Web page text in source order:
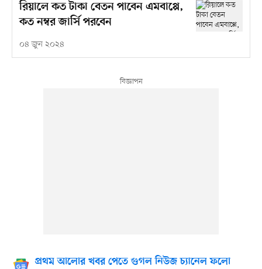
রিয়ালে কত টাকা বেতন পাবেন এমবাপ্পে,
কত নম্বর জার্সি পরবেন
০৪ জুন ২০২৪
প্রথম আলোর খবর পেতে গুগল নিউজ চ্যানেল ফলো